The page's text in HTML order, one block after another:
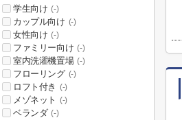
学生向け (-)
カップル向け (-)
女性向け (-)
ファミリー向け (-)
室内洗濯機置場 (-)
フローリング (-)
ロフト付き (-)
メゾネット (-)
ベランダ (-)